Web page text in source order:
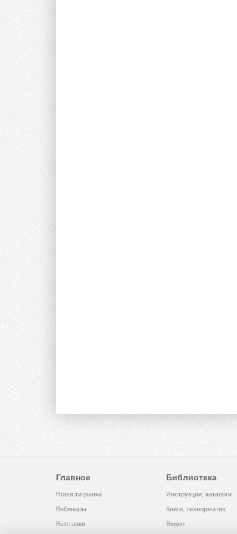
Главное
Новости рынка
Вебинары
Выставки
Библиотека
Инструкции, каталоги
Книги, технорматив
Видео